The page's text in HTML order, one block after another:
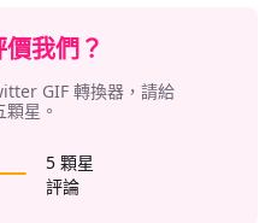
我們？
GIF 轉換器，請給
星。
5 顆星
評論